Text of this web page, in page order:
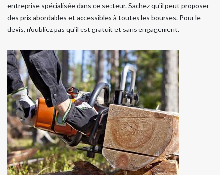
entreprise spécialisée dans ce secteur. Sachez qu'il peut proposer
des prix abordables et accessibles à toutes les bourses. Pour le
devis, n'oubliez pas qu'il est gratuit et sans engagement.